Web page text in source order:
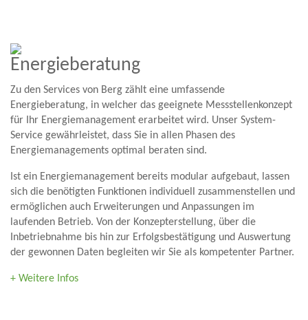
Energieberatung
Zu den Services von Berg zählt eine umfassende
Energieberatung, in welcher das geeignete Messstellenkonzept
für Ihr Energiemanagement erarbeitet wird. Unser System-
Service gewährleistet, dass Sie in allen Phasen des
Energiemanagements optimal beraten sind.
Ist ein Energiemanagement bereits modular aufgebaut, lassen
sich die benötigten Funktionen individuell zusammenstellen und
ermöglichen auch Erweiterungen und Anpassungen im
laufenden Betrieb. Von der Konzepterstellung, über die
Inbetriebnahme bis hin zur Erfolgsbestätigung und Auswertung
der gewonnen Daten begleiten wir Sie als kompetenter Partner.
+ Weitere Infos